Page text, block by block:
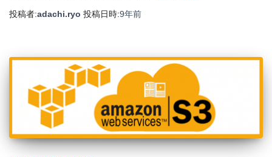
投稿者:adachi.ryo 投稿日時:9年前